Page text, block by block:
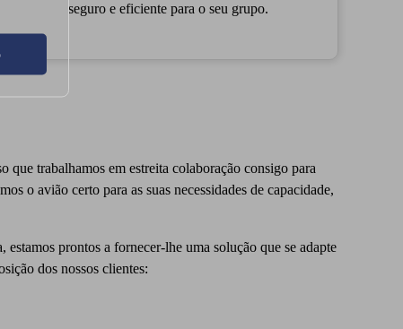
seguro e eficiente para o seu grupo.
que trabalhamos em estreita colaboração consigo para
o avião certo para as suas necessidades de capacidade,
prontos a fornecer-lhe uma solução que se adapte
dos nossos clientes: